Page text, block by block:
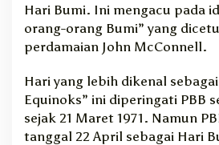
Hari Bumi. Ini mengacu pada
orang-orang Bumi” yang
perdamaian John McConnell.
Hari yang lebih dikenal
Equinoks” ini diperingati PBB
sejak 21 Maret 1971. Namun
tanggal 22 April sebagai Hari